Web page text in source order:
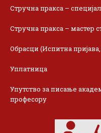
Стручна пракса –
Стручна пракса – мастер
Обрасци (Испитна
Уплатница
Упутство за писање
професору